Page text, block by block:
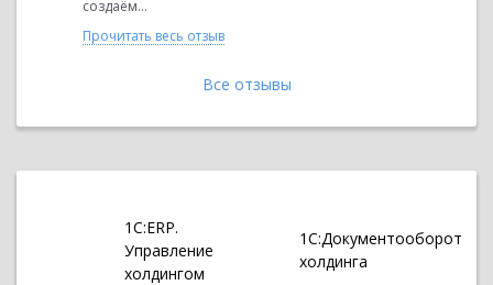
создаём...
Прочитать весь отзыв
Все отзывы
1С:ERP.
Управление
холдингом
1С:Документооборот
холдинга